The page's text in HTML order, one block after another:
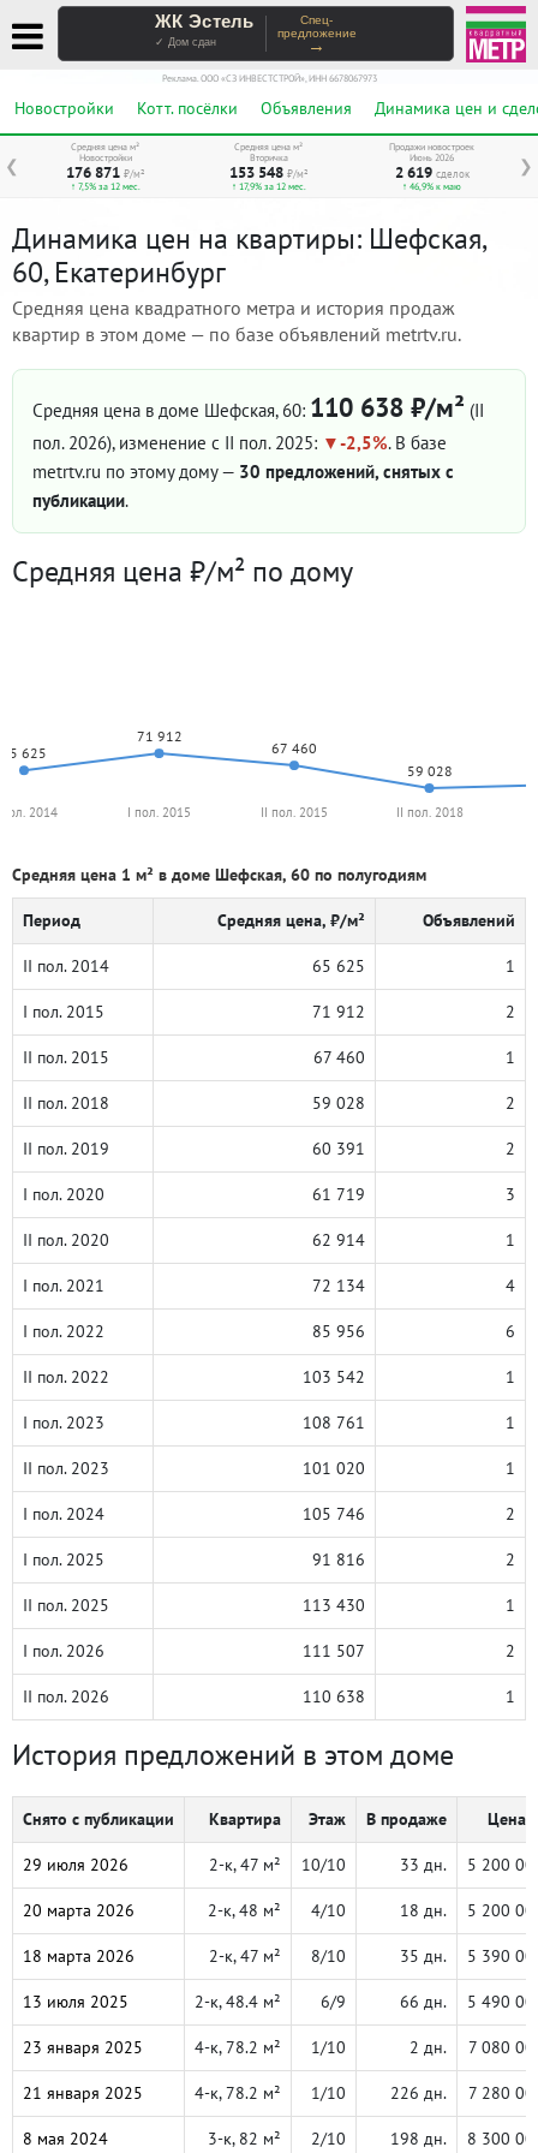
ЖК Эстель
✓ Дом сдан
Спец-
предложение
→
Реклама. ООО «СЗ ИНВЕСТСТРОЙ», ИНН 6678067973
Новостройки Котт. посёлки Объявления Динамика цен и
❮ ❯
Средняя цена м²
Новостройки
176 871 ₽/м²
↑ 7,5% за 12 мес.
Средняя цена м²
Вторичка
153 548 ₽/м²
↑ 17,9% за 12 мес.
Продажи новостроек
Июнь 2026
2 619 сделок
↑ 46,9% к маю
Динамика цен на квартиры: Шефская,
60, Екатеринбург
Средняя цена квадратного метра и история продаж
квартир в этом доме — по базе объявлений metrtv.ru.
Средняя цена в доме Шефская, 60: 110 638 ₽/м² (II
пол. 2026), изменение с II пол. 2025: -2,5%. В базе
metrtv.ru по этому дому — 30 предложений, снятых с
публикации.
Средняя цена ₽/м² по дому
65 625
71 912
67 460
59 028
2014 I пол. 2015 II пол. 2015 II пол. 2018
Средняя цена 1 м² в доме Шефская, 60 по полугодиям
Период Средняя цена, ₽/м² Объявлений
II пол. 2014 65 625 1
I пол. 2015 71 912 2
II пол. 2015 67 460 1
II пол. 2018 59 028 2
II пол. 2019 60 391 2
I пол. 2020 61 719 3
II пол. 2020 62 914 1
I пол. 2021 72 134 4
I пол. 2022 85 956 6
II пол. 2022 103 542 1
I пол. 2023 108 761 1
II пол. 2023 101 020 1
I пол. 2024 105 746 2
I пол. 2025 91 816 2
II пол. 2025 113 430 1
I пол. 2026 111 507 2
II пол. 2026 110 638 1
История предложений в этом доме
Снято с публикации Квартира Этаж В продаже Цена,
29 июля 2026 2-к, 47 м² 10/10 33 дн. 5 200
20 марта 2026 2-к, 48 м² 4/10 18 дн. 5 200
18 марта 2026 2-к, 47 м² 8/10 35 дн. 5 390
13 июля 2025 2-к, 48.4 м² 6/9 66 дн. 5 490
23 января 2025 4-к, 78.2 м² 1/10 2 дн. 7 080
21 января 2025 4-к, 78.2 м² 1/10 226 дн. 7 280
8 мая 2024 3-к, 82 м² 2/10 198 дн. 8 300